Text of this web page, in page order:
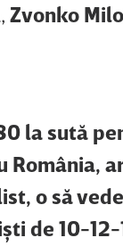
Zvonko
la sută
o să
de 10-